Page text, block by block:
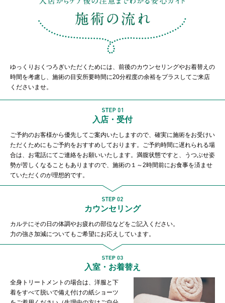
ゆっくりおくつろぎいただくためには、前後のカウンセリングやお着替えの
時間を考慮し、施術の目安所要時間に20分程度の余裕をプラスしてご来店
くださいませ。
入店・受付
ご予約のお客様から優先してご案内いたしますので、確実に施術をお受けい
ただくためにもご予約をおすすめしております。ご予約時間に遅れられる場
合は、お電話にてご連絡をお願いいたします。満腹状態ですと、うつぶせ姿
勢が苦しくなることもありますので、施術の１～2時間前にお食事を済ませ
ていただくのが理想的です。
カウンセリング
カルテにその日の体調やお疲れの部位などをご記入ください。
力の強さ加減についてもご希望にお応えしています。
入室・お着替え
全身トリートメントの場合は、洋服と下
着をすべて脱いで備え付けの紙ショーツ